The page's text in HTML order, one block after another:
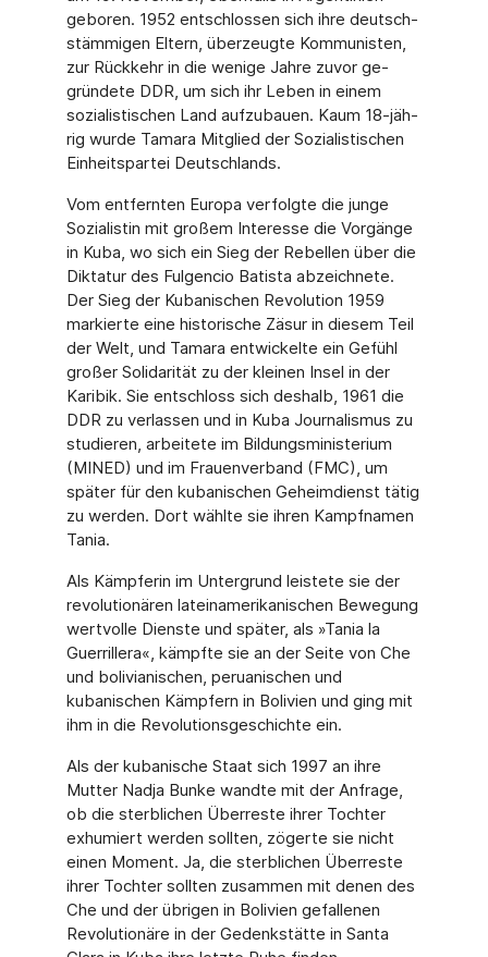
geboren. 1952 entschlossen sich ihre deutsch­
stämmigen Eltern, überzeugte Kommunisten,
zur Rückkehr in die wenige Jahre zuvor ge­
gründete DDR, um sich ihr Leben in einem
sozialistischen Land aufzubauen. Kaum 18-jäh­
rig wurde Tamara Mitglied der Sozialistischen
Einheitspartei Deutschlands.
Vom entfernten Europa verfolgte die junge
Sozialistin mit großem Interesse die Vorgänge
in Kuba, wo sich ein Sieg der Rebellen über die
Diktatur des Fulgencio Batista abzeichnete.
Der Sieg der Kubanischen Revolution 1959
markierte eine historische Zäsur in diesem Teil
der Welt, und Tamara entwickelte ein Gefühl
großer Solidarität zu der kleinen Insel in der
Karibik. Sie entschloss sich deshalb, 1961 die
DDR zu verlassen und in Kuba Journalismus zu
stu­dieren, arbeitete im Bildungsministerium
(MINED) und im Frauenverband (FMC), um
später für den kubanischen Geheimdienst tätig
zu werden. Dort wählte sie ihren Kampfnamen
Tania.
Als Kämpferin im Untergrund leistete sie der
revolutionären lateinamerikanischen Bewe­gung
wertvolle Dienste und später, als »Tania la
Guerrillera«, kämpfte sie an der Seite von Che
und bolivianischen, peruanischen und
kubanischen Kämpfern in Bolivien und ging mit
ihm in die Revolutionsgeschichte ein.
Als der kubanische Staat sich 1997 an ihre
Mutter Nadja Bunke wandte mit der Anfrage,
ob die sterblichen Überreste ihrer Tochter
exhumiert werden sollten, zögerte sie nicht
einen Moment. Ja, die sterblichen Überreste
ihrer Tochter sollten zusammen mit denen des
Che und der übrigen in Bolivien gefallenen
Revolutionäre in der Gedenkstätte in Santa